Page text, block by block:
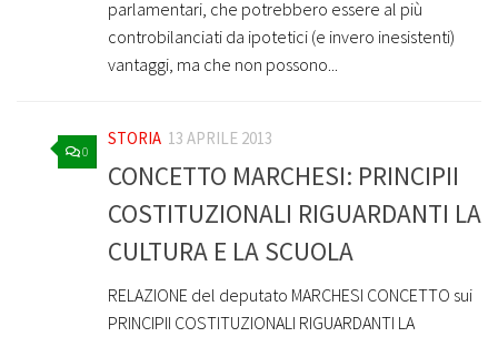
parlamentari, che potrebbero essere al più
controbilanciati da ipotetici (e invero inesistenti)
vantaggi, ma che non possono...
0
STORIA 13 APRILE 2013
CONCETTO MARCHESI: PRINCIPII
COSTITUZIONALI RIGUARDANTI LA
CULTURA E LA SCUOLA
RELAZIONE del deputato MARCHESI CONCETTO sui
PRINCIPII COSTITUZIONALI RIGUARDANTI LA